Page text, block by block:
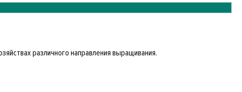
различного направления выращивания.